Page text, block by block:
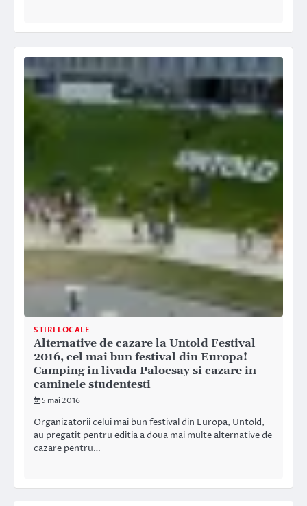
STIRI LOCALE
Alternative de cazare la Untold Festival
2016, cel mai bun festival din Europa!
Camping in livada Palocsay si cazare in
caminele studentesti
5 mai 2016
Organizatorii celui mai bun festival din Europa, Untold,
au pregatit pentru editia a doua mai multe alternative de
cazare pentru…